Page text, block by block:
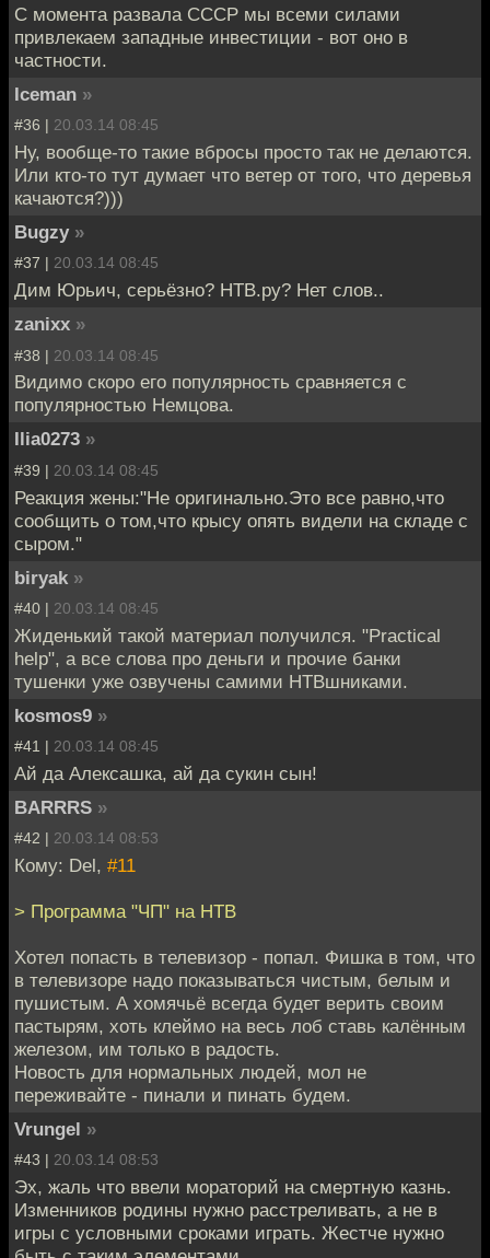
С момента развала СССР мы всеми силами
привлекаем западные инвестиции - вот оно в
частности.
Iceman »
#36 | 20.03.14 08:45
Ну, вообще-то такие вбросы просто так не делаются.
Или кто-то тут думает что ветер от того, что деревья
качаются?)))
Bugzy »
#37 | 20.03.14 08:45
Дим Юрьич, серьёзно? НТВ.ру? Нет слов..
zanixx »
#38 | 20.03.14 08:45
Видимо скоро его популярность сравняется с
популярностью Немцова.
Ilia0273 »
#39 | 20.03.14 08:45
Реакция жены:"Не оригинально.Это все равно,что
сообщить о том,что крысу опять видели на складе с
сыром."
biryak »
#40 | 20.03.14 08:45
Жиденький такой материал получился. "Practical
help", а все слова про деньги и прочие банки
тушенки уже озвучены самими НТВшниками.
kosmos9 »
#41 | 20.03.14 08:45
Ай да Алексашка, ай да сукин сын!
BARRRS »
#42 | 20.03.14 08:53
Кому: Del, #11
> Программа "ЧП" на НТВ
Хотел попасть в телевизор - попал. Фишка в том, что
в телевизоре надо показываться чистым, белым и
пушистым. А хомячьё всегда будет верить своим
пастырям, хоть клеймо на весь лоб ставь калённым
железом, им только в радость.
Новость для нормальных людей, мол не
переживайте - пинали и пинать будем.
Vrungel »
#43 | 20.03.14 08:53
Эх, жаль что ввели мораторий на смертную казнь.
Изменников родины нужно расстреливать, а не в
игры с условными сроками играть. Жестче нужно